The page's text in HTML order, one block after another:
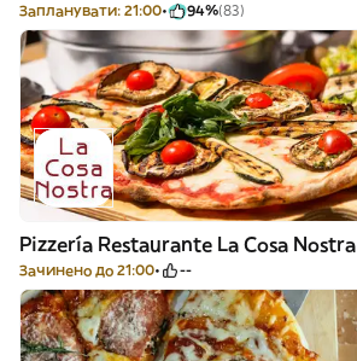
Запланувати: 21:00 94%(83)
Pizzería Restaurante La Cosa Nostra
Зачинено до 21:00 --